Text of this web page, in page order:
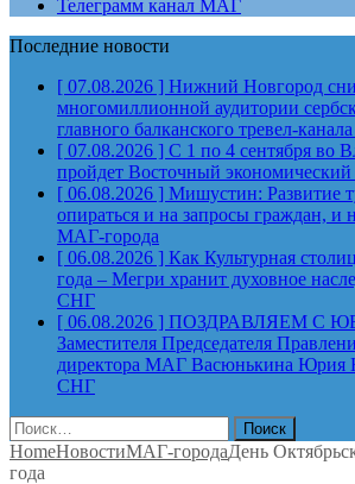
Телеграмм канал МАГ
Последние новости
[ 07.08.2026 ] Нижний Новгород
многомиллионной аудитории
главного балканского тревел-канала
[ 07.08.2026 ] С 1 по 4 сентября во
пройдет Восточный
[ 06.08.2026 ] Мишустин: Развитие
опираться и на запросы граждан, и
МАГ-города
[ 06.08.2026 ] Как Культурная
года – Мегри хранит духовное
СНГ
[ 06.08.2026 ] ПОЗДРАВЛЯЕМ С
Заместителя Председателя
директора МАГ Васюнькина Юрия
СНГ
Найти:
HomeНовостиМАГ-городаДень
года